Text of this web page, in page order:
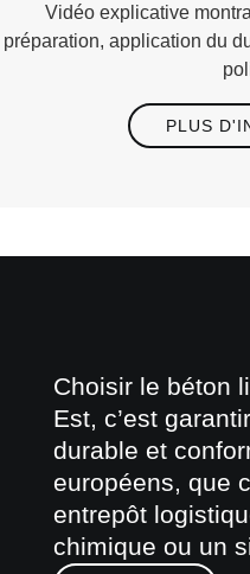
Vidéo explicative
préparation, application du
PLUS
Choisir le béton
Est, c’est
durable et
européens, que
entrepôt
chimique ou un